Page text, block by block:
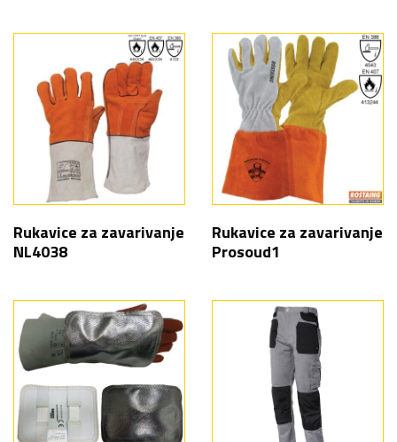
Rukavice za zavarivanje
NL4038
Rukavice za zavarivanje
Prosoud1